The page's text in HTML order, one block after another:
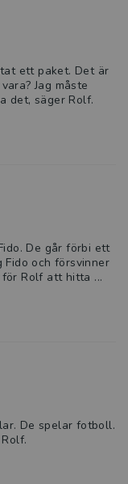
ett paket. Det är
Jag måste
det, säger Rolf.
De går förbi ett
och försvinner
Rolf att hitta ...
De spelar fotboll.